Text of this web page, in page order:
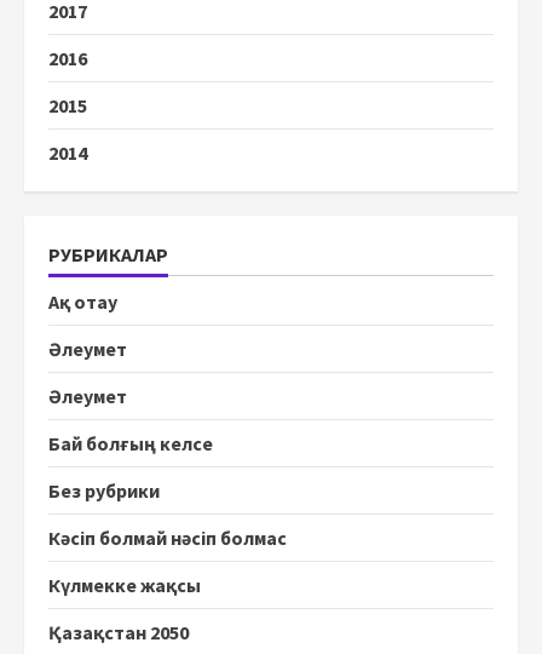
2017
2016
2015
2014
РУБРИКАЛАР
Ақ отау
Әлеумет
Әлеумет
Бай болғың келсе
Без рубрики
Кәсіп болмай нәсіп болмас
Күлмекке жақсы
Қазақстан 2050